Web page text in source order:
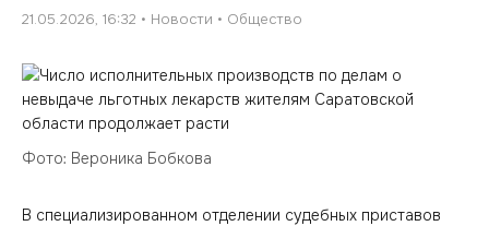
21.05.2026, 16:32 Новости Общество
Фото: Вероника Бобкова
В специализированном отделении судебных приставов